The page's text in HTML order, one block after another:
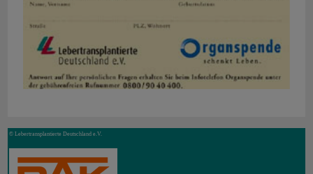
© Lebertransplantierte Deutschland e.V.